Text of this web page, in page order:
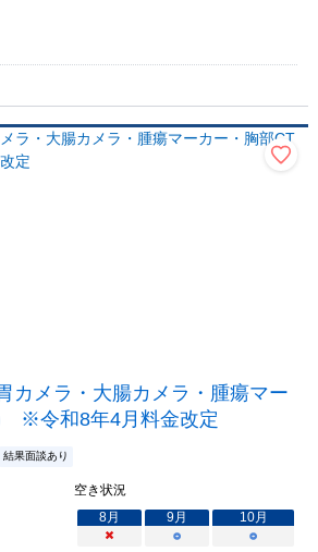
カメラ・大腸カメラ・腫瘍マー
※令和8年4月料金改定
結果面談あり
空き状況
8月 9月 10月
×
○ ○